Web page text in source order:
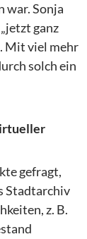
war. Sonja
ganz
Mit viel mehr
solch ein
gefragt,
Stadtarchiv
z. B.